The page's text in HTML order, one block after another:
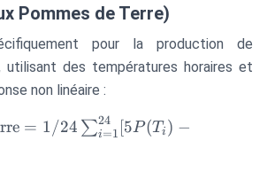
Pommes de Terre)
pour la production de
utilisant des températures horaires et
non linéaire :
= 1/24 ∑i=1
24 [5P(Ti ) −